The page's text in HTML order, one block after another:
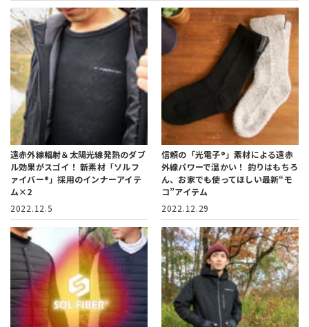
遠赤外線輻射＆太陽光線発熱のダブ
ル効果がスゴイ！新素材「ソルフ
ァイバー®」採用のインナーアイテ
ム×2
2022.12.5
信頼の「光電子®」素材による遠赤
外線パワーで温かい！ 釣りはもちろ
ん、お家でも使ってほしい最新“モ
コ”アイテム
2022.12.29